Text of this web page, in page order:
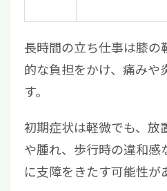
長時間の立ち仕事は膝の
的な負担をかけ、痛みや
す。
初期症状は軽微でも、放
や腫れ、歩行時の違和
に支障をきたす可能性が